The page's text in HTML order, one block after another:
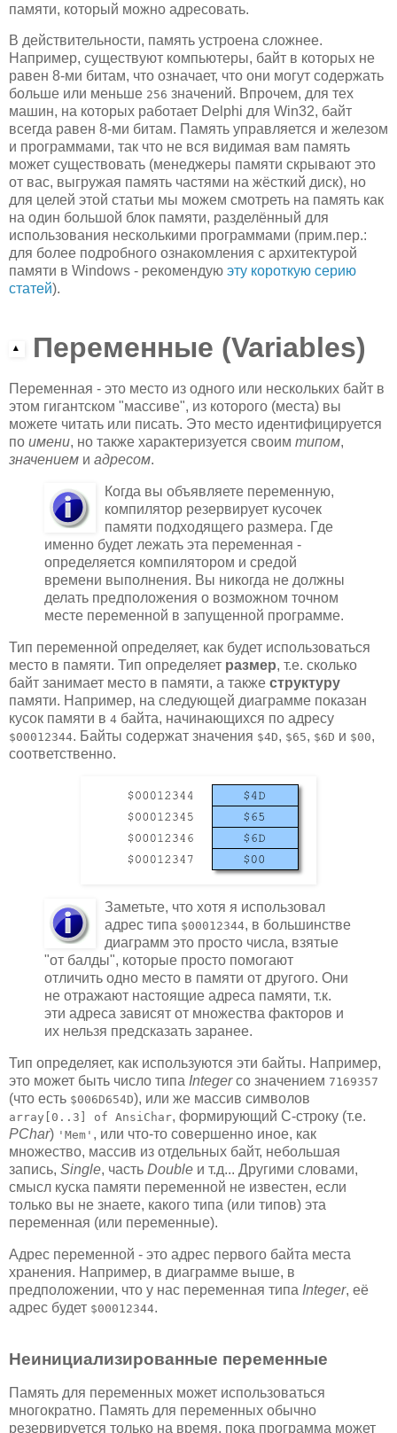
памяти, который можно адресовать.
В действительности, память устроена сложнее.
Например, существуют компьютеры, байт в которых не
равен 8-ми битам, что означает, что они могут содержать
больше или меньше 256 значений. Впрочем, для тех
машин, на которых работает Delphi для Win32, байт
всегда равен 8-ми битам. Память управляется и железом
и программами, так что не вся видимая вам память
может существовать (менеджеры памяти скрывают это
от вас, выгружая память частями на жёсткий диск), но
для целей этой статьи мы можем смотреть на память как
на один большой блок памяти, разделённый для
использования несколькими программами (прим.пер.:
для более подробного ознакомления с архитектурой
памяти в Windows - рекомендую эту короткую серию
статей).
Переменные (Variables)
Переменная - это место из одного или нескольких байт в
этом гигантском "массиве", из которого (места) вы
можете читать или писать. Это место идентифицируется
по имени, но также характеризуется своим типом,
значением и адресом.
Когда вы объявляете переменную,
компилятор резервирует кусочек
памяти подходящего размера. Где
именно будет лежать эта переменная -
определяется компилятором и средой
времени выполнения. Вы никогда не должны
делать предположения о возможном точном
месте переменной в запущенной программе.
Тип переменной определяет, как будет использоваться
место в памяти. Тип определяет размер, т.е. сколько
байт занимает место в памяти, а также структуру
памяти. Например, на следующей диаграмме показан
кусок памяти в 4 байта, начинающихся по адресу
$00012344. Байты содержат значения $4D, $65, $6D и $00,
соответственно.
Заметьте, что хотя я использовал
адрес типа $00012344, в большинстве
диаграмм это просто числа, взятые
"от балды", которые просто помогают
отличить одно место в памяти от другого. Они
не отражают настоящие адреса памяти, т.к.
эти адреса зависят от множества факторов и
их нельзя предсказать заранее.
Тип определяет, как используются эти байты. Например,
это может быть число типа Integerсо значением 7169357
(что есть $006D654D), или же массив символов
array[0..3] of AnsiChar, формирующий C-строку (т.е.
PChar) 'Mem' , или что-то совершенно иное, как
множество, массив из отдельных байт, небольшая
запись, Single, часть Double и т.д... Другими словами,
смысл куска памяти переменной не известен, если
только вы не знаете, какого типа (или типов) эта
переменная (или переменные).
Адрес переменной - это адрес первого байта места
хранения. Например, в диаграмме выше, в
предположении, что у нас переменная типа Integer, её
адрес будет $00012344.
Неинициализированные переменные
Память для переменных может использоваться
многократно. Память для переменных обычно
резервируется только на время, пока программа может